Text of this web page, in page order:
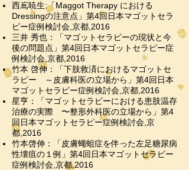
西嶌暁生:「Maggot Therapy における
Dressingの注意点」第4回日本マゴットセラ
ピー症例検討会,京都,2016
三井 秀也：「マゴットセラピーの現状と今
後の問題点」第4回日本マゴットセラピー症
例検討会,京都,2016
竹本 啓伸：「下肢救済におけるマゴットセ
ラピー ～皮膚科医の立場から」第4回日本
マゴットセラピー症例検討会,京都,2016
星亨：「マゴットセラピーにおける患肢温存
治療の実際 〜整形外科医の立場から」第4
回日本マゴットセラピー症例検討会,京
都,2016
竹本啓伸：「皮膚蠅蛆症を伴った左足糖尿病
性壊疽の１例」第4回日本マゴットセラピー
症例検討会,京都,2016